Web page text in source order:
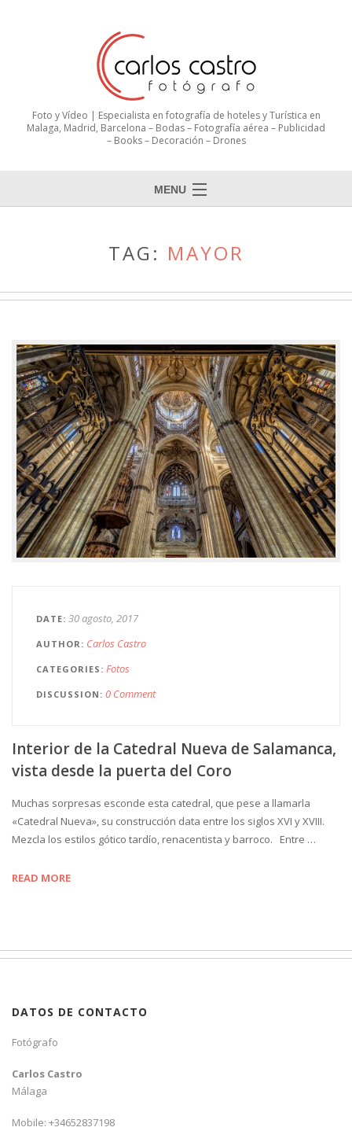
Foto y Vídeo | Especialista en fotografía de hoteles y Turística en
Malaga, Madrid, Barcelona – Bodas – Fotografía aérea – Publicidad
– Books – Decoración – Drones
MENU
TAG: MAYOR
DATE 30 agosto, 2017
AUTHOR Carlos Castro
CATEGORIES Fotos
DISCUSSION 0 Comment
Interior de la Catedral Nueva de Salamanca,
vista desde la puerta del Coro
Muchas sorpresas esconde esta catedral, que pese a llamarla
«Catedral Nueva», su construcción data entre los siglos XVI y XVIII.
Mezcla los estilos gótico tardío, renacentista y barroco. Entre …
READ MORE
DATOS DE CONTACTO
Fotógrafo
Carlos Castro
Málaga
Mobile: +34652837198